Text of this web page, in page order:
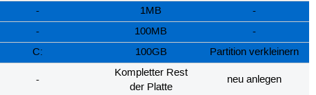
- 1MB
-
- 100MB
-
C: 100GB
Partition verkleinern
-
Kompletter Rest
der Platte
neu anlegen